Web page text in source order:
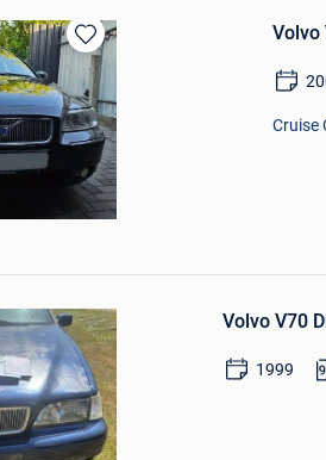
Bewaren
in
Mijn
Favorieten
Volvo
Cruise
Mijn
Favorieten
Volvo V70
1999